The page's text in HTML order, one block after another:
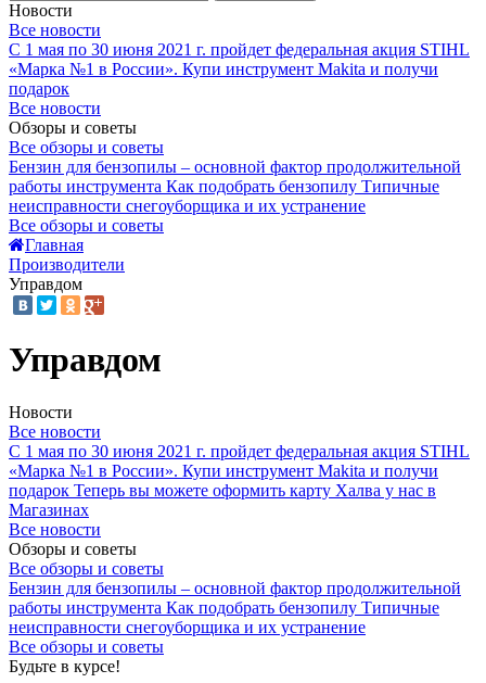
Новости
Все новости
С 1 мая по 30 июня 2021 г. пройдет федеральная акция STIHL
«Марка №1 в России». Купи инструмент Makita и получи
подарок
Все новости
Обзоры и советы
Все обзоры и советы
Бензин для бензопилы – основной фактор продолжительной
работы инструмента Как подобрать бензопилу Типичные
неисправности снегоуборщика и их устранение
Все обзоры и советы
Главная
Производители
Управдом
Управдом
Новости
Все новости
С 1 мая по 30 июня 2021 г. пройдет федеральная акция STIHL
«Марка №1 в России». Купи инструмент Makita и получи
подарок Теперь вы можете оформить карту Халва у нас в
Магазинах
Все новости
Обзоры и советы
Все обзоры и советы
Бензин для бензопилы – основной фактор продолжительной
работы инструмента Как подобрать бензопилу Типичные
неисправности снегоуборщика и их устранение
Все обзоры и советы
Будьте в курсе!